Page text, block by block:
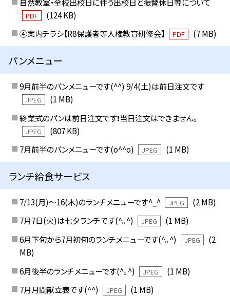
PDF
(124 KB)
④案内チラシ【R8保護者等人権教育研修会】
PDF (7 MB)
パンメニュー
9月前半のパンメニューです(^^) 9/4(土)は前日注文です
JPEG
(1 MB)
終業式のパンは前日注文です❗️当日注文はできません。
JPEG
(807 KB)
7月前半のパンメニューです(o^^o)
JPEG (1 MB)
ランチ給食サービス
7/13(月)〜16(木)のランチメニューです^_^ JPEG
(2 MB)
7月7日(火)は七夕ランチです(^｡^)
JPEG
(1 MB)
6月下旬から7月初旬のランチメニューです(^｡^)
JPEG
(2
MB)
6月後半のランチメニューです(^｡^)
JPEG
(1 MB)
7月月間献立表です(^^)
JPEG (1 MB)